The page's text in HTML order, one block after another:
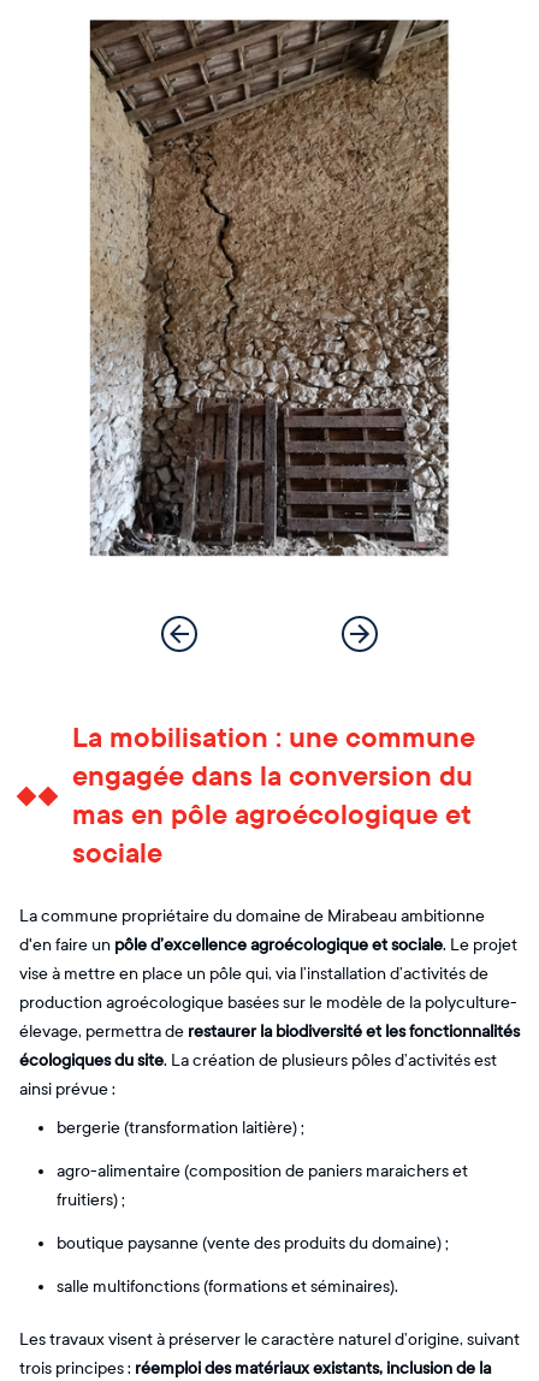
La mobilisation : une commune
engagée dans la conversion du
mas en pôle agroécologique et
sociale
La commune propriétaire du domaine de Mirabeau ambitionne
d'en faire un pôle d’excellence agroécologique et sociale. Le projet
vise à mettre en place un pôle qui, via l’installation d’activités de
production agroécologique basées sur le modèle de la polyculture-
élevage, permettra de restaurer la biodiversité et les fonctionnalités
écologiques du site. La création de plusieurs pôles d’activités est
ainsi prévue :
bergerie (transformation laitière) ;
agro-alimentaire (composition de paniers maraichers et
fruitiers) ;
boutique paysanne (vente des produits du domaine) ;
salle multifonctions (formations et séminaires).
Les travaux visent à préserver le caractère naturel d’origine, suivant
trois principes : réemploi des matériaux existants, inclusion de la